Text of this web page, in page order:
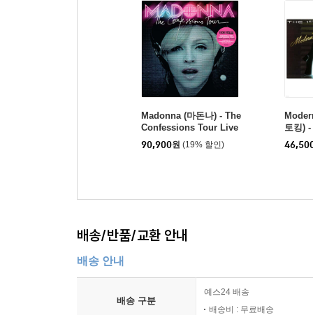
Madonna (마돈나) - The
Confessions Tour Live
[핑크 & 퍼플 컬러 2LP]
90,900원 (19% 할인)
토킹)
bum [
배송/반품/교환 안내
배송 안내
배송 구분
예스24 배송
배송비 : 무료배송